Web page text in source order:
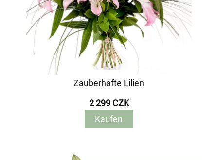
Zauberhafte Lilien
2 299 CZK
Kaufen